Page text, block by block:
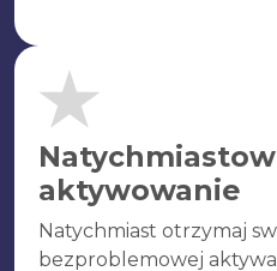
aktywowanie
Natychmiast otrzymaj
bezproblemowej